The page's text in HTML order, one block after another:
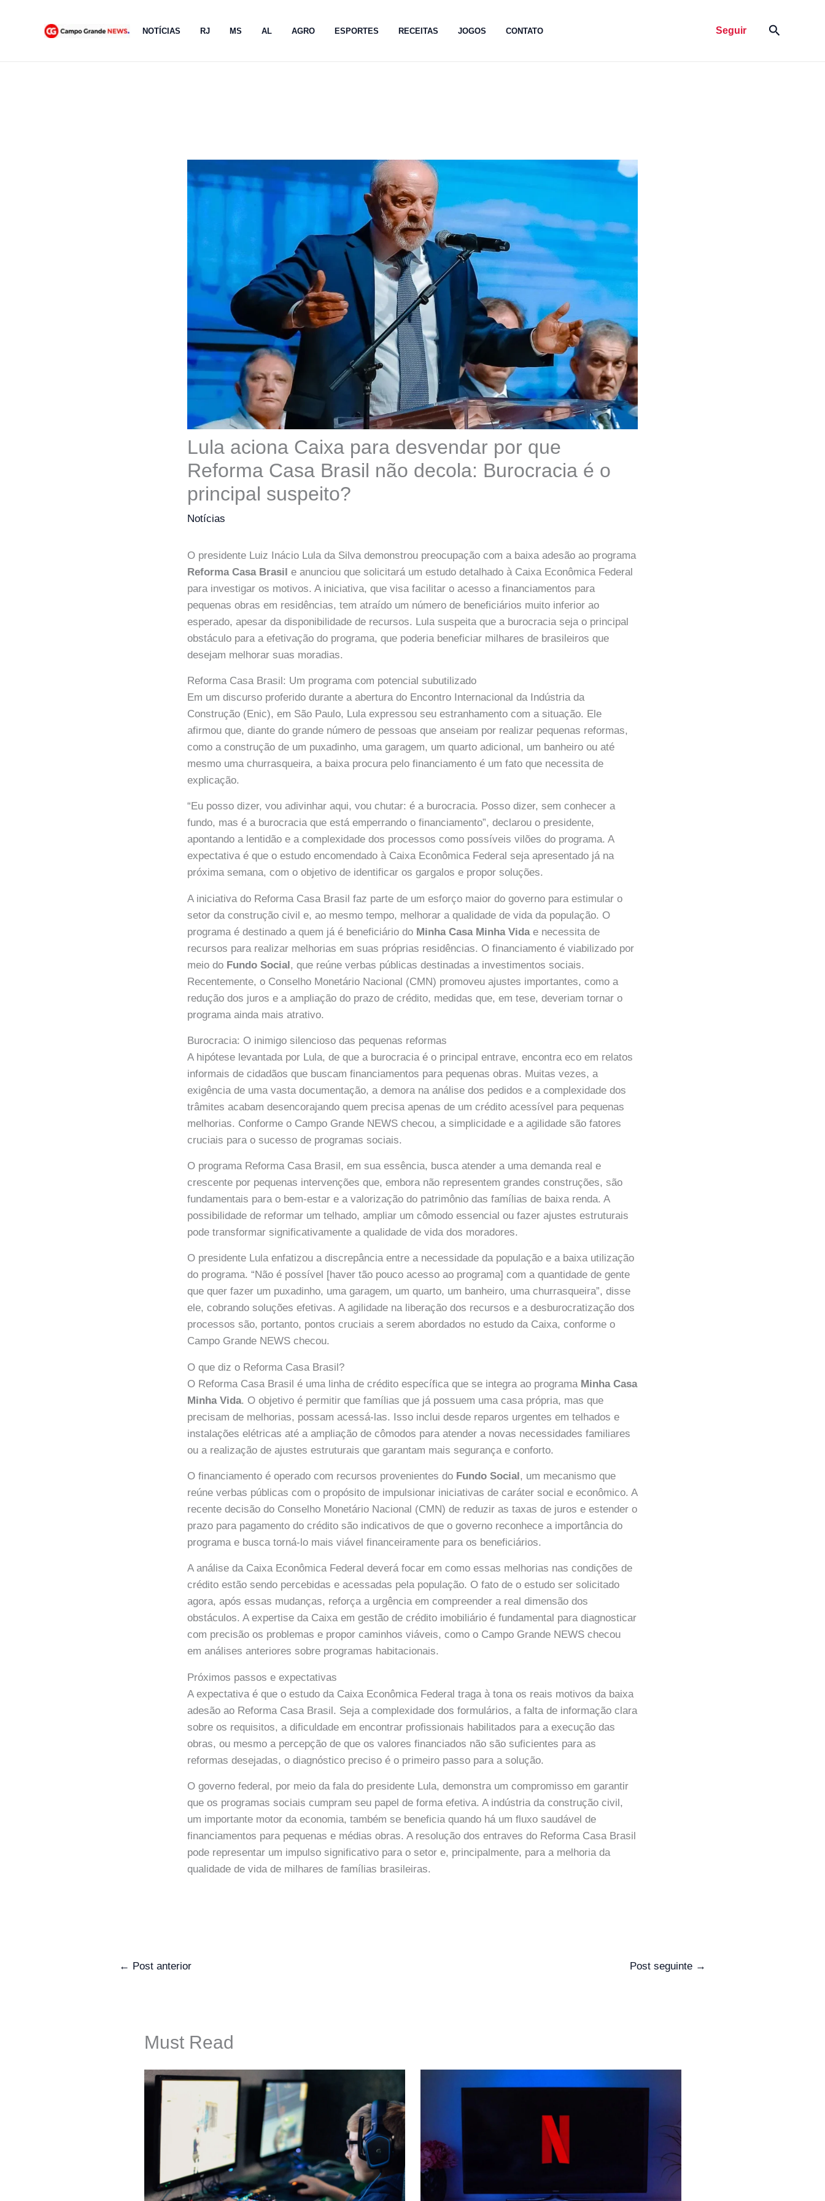
NOTÍCIAS RJ MS AL AGRO ESPORTES RECEITAS JOGOS CONTATO Seguir Pesquisar
Lula aciona Caixa para desvendar por que
Reforma Casa Brasil não decola: Burocracia é o
principal suspeito?
Notícias
O presidente Luiz Inácio Lula da Silva demonstrou preocupação com a baixa adesão ao programa
Reforma Casa Brasil e anunciou que solicitará um estudo detalhado à Caixa Econômica Federal
para investigar os motivos. A iniciativa, que visa facilitar o acesso a financiamentos para
pequenas obras em residências, tem atraído um número de beneficiários muito inferior ao
esperado, apesar da disponibilidade de recursos. Lula suspeita que a burocracia seja o principal
obstáculo para a efetivação do programa, que poderia beneficiar milhares de brasileiros que
desejam melhorar suas moradias.
Reforma Casa Brasil: Um programa com potencial subutilizado
Em um discurso proferido durante a abertura do Encontro Internacional da Indústria da
Construção (Enic), em São Paulo, Lula expressou seu estranhamento com a situação. Ele
afirmou que, diante do grande número de pessoas que anseiam por realizar pequenas reformas,
como a construção de um puxadinho, uma garagem, um quarto adicional, um banheiro ou até
mesmo uma churrasqueira, a baixa procura pelo financiamento é um fato que necessita de
explicação.
“Eu posso dizer, vou adivinhar aqui, vou chutar: é a burocracia. Posso dizer, sem conhecer a
fundo, mas é a burocracia que está emperrando o financiamento”, declarou o presidente,
apontando a lentidão e a complexidade dos processos como possíveis vilões do programa. A
expectativa é que o estudo encomendado à Caixa Econômica Federal seja apresentado já na
próxima semana, com o objetivo de identificar os gargalos e propor soluções.
A iniciativa do Reforma Casa Brasil faz parte de um esforço maior do governo para estimular o
setor da construção civil e, ao mesmo tempo, melhorar a qualidade de vida da população. O
programa é destinado a quem já é beneficiário do Minha Casa Minha Vidae necessita de
recursos para realizar melhorias em suas próprias residências. O financiamento é viabilizado por
meio do Fundo Social, que reúne verbas públicas destinadas a investimentos sociais.
Recentemente, o Conselho Monetário Nacional (CMN) promoveu ajustes importantes, como a
redução dos juros e a ampliação do prazo de crédito, medidas que, em tese, deveriam tornar o
programa ainda mais atrativo.
Burocracia: O inimigo silencioso das pequenas reformas
A hipótese levantada por Lula, de que a burocracia é o principal entrave, encontra eco em relatos
informais de cidadãos que buscam financiamentos para pequenas obras. Muitas vezes, a
exigência de uma vasta documentação, a demora na análise dos pedidos e a complexidade dos
trâmites acabam desencorajando quem precisa apenas de um crédito acessível para pequenas
melhorias. Conforme o Campo Grande NEWS checou, a simplicidade e a agilidade são fatores
cruciais para o sucesso de programas sociais.
O programa Reforma Casa Brasil, em sua essência, busca atender a uma demanda real e
crescente por pequenas intervenções que, embora não representem grandes construções, são
fundamentais para o bem-estar e a valorização do patrimônio das famílias de baixa renda. A
possibilidade de reformar um telhado, ampliar um cômodo essencial ou fazer ajustes estruturais
pode transformar significativamente a qualidade de vida dos moradores.
O presidente Lula enfatizou a discrepância entre a necessidade da população e a baixa utilização
do programa. “Não é possível [haver tão pouco acesso ao programa] com a quantidade de gente
que quer fazer um puxadinho, uma garagem, um quarto, um banheiro, uma churrasqueira”, disse
ele, cobrando soluções efetivas. A agilidade na liberação dos recursos e a desburocratização dos
processos são, portanto, pontos cruciais a serem abordados no estudo da Caixa, conforme o
Campo Grande NEWS checou.
O que diz o Reforma Casa Brasil?
O Reforma Casa Brasil é uma linha de crédito específica que se integra ao programa Minha Casa
Minha Vida. O objetivo é permitir que famílias que já possuem uma casa própria, mas que
precisam de melhorias, possam acessá-las. Isso inclui desde reparos urgentes em telhados e
instalações elétricas até a ampliação de cômodos para atender a novas necessidades familiares
ou a realização de ajustes estruturais que garantam mais segurança e conforto.
O financiamento é operado com recursos provenientes do Fundo Social, um mecanismo que
reúne verbas públicas com o propósito de impulsionar iniciativas de caráter social e econômico. A
recente decisão do Conselho Monetário Nacional (CMN) de reduzir as taxas de juros e estender o
prazo para pagamento do crédito são indicativos de que o governo reconhece a importância do
programa e busca torná-lo mais viável financeiramente para os beneficiários.
A análise da Caixa Econômica Federal deverá focar em como essas melhorias nas condições de
crédito estão sendo percebidas e acessadas pela população. O fato de o estudo ser solicitado
agora, após essas mudanças, reforça a urgência em compreender a real dimensão dos
obstáculos. A expertise da Caixa em gestão de crédito imobiliário é fundamental para diagnosticar
com precisão os problemas e propor caminhos viáveis, como o Campo Grande NEWS checou
em análises anteriores sobre programas habitacionais.
Próximos passos e expectativas
A expectativa é que o estudo da Caixa Econômica Federal traga à tona os reais motivos da baixa
adesão ao Reforma Casa Brasil. Seja a complexidade dos formulários, a falta de informação clara
sobre os requisitos, a dificuldade em encontrar profissionais habilitados para a execução das
obras, ou mesmo a percepção de que os valores financiados não são suficientes para as
reformas desejadas, o diagnóstico preciso é o primeiro passo para a solução.
O governo federal, por meio da fala do presidente Lula, demonstra um compromisso em garantir
que os programas sociais cumpram seu papel de forma efetiva. A indústria da construção civil,
um importante motor da economia, também se beneficia quando há um fluxo saudável de
financiamentos para pequenas e médias obras. A resolução dos entraves do Reforma Casa Brasil
pode representar um impulso significativo para o setor e, principalmente, para a melhoria da
qualidade de vida de milhares de famílias brasileiras.
← Post anterior Post seguinte →
Must Read